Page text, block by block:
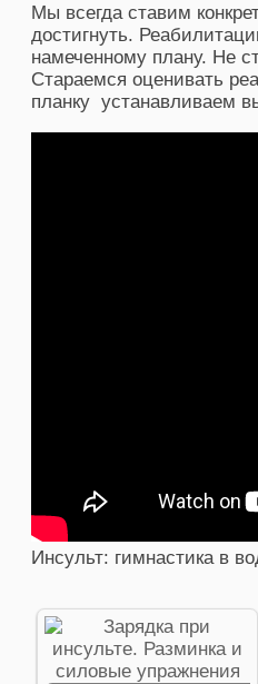
Мы всегда ставим
достигнуть.
намеченному плану. Не
Стараемся оценивать
планку устанавливаем
Инсульт: гимнастика в